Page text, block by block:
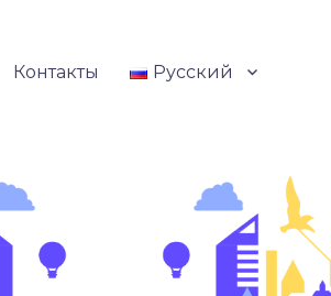
Контакты Русский